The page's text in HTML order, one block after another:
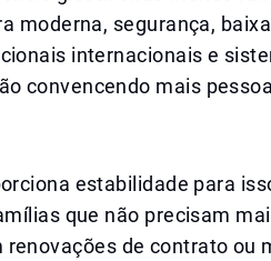
moderna, segurança,
internacionais e
convencendo mais
estabilidade para
que não precisam
de contrato ou